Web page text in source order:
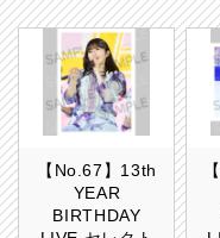
【No.67】13th
YEAR
BIRTHDAY